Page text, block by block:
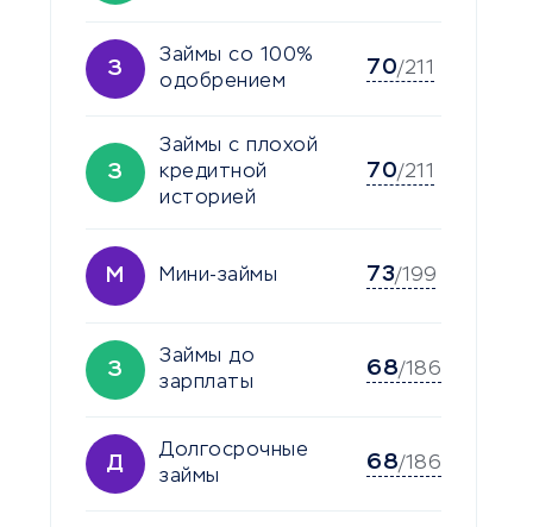
З
Займы со 100%
одобрением
70/211
З
Займы с плохой
кредитной
историей
70/211
М Мини-займы 73/199
З
Займы до
зарплаты
68/186
Д
Долгосрочные
займы
68/186